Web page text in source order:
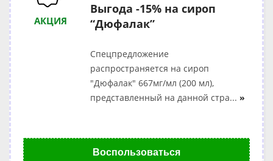
АКЦИЯ
Выгода -15% на сироп
“Дюфалак”
Спецпредложение
распространяется на сироп
"Дюфалак" 667мг/мл (200 мл),
представленный на данной стра... »
Воспользоваться